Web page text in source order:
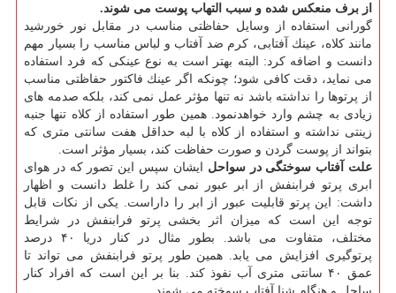
از برف منعكس شده و سبب التهاب پوست می شوند.
گورانی استفاده از وسایل حفاظتی مناسب در مقابل نور خورشید
مانند كلاه، عینك آفتابی، كرم ضد آفتاب و لباس مناسب را بسیار مهم
دانست و اضافه كرد: البته بهتر است به نوع عینكی كه فرد استفاده
می نماید، دقت كافی شود؛ چونكه اگر عینك فاكتور حفاظتی مناسب
از پرتوها را نداشته باشد نه تنها مؤثر عمل نمی كند، بلكه صدمه های
زیادی به چشم وارد خواهدنمود. همین طور استفاده از كلاه تنها جنبه
زینتی نداشته و استفاده از كلاه با لبه حداقل هفت سانتی متری كه
بتواند از پوست گردن و صورت حفاظت كند، بسیار مؤثر است.
علت آفتاب سوختگی در سواحل ایشان سپس این تصور كه در هوای
ابری پرتو فرابنفش از ابر عبور نمی كند را غلط دانست و اظهار
داشت: این پرتو قابلیت عبور از ابر را داراست. یكی از نكات قابل
توجه این است كه میزان اثر بخشی پرتو فرابنفش در شرایط
مختلف، متفاوت می باشد. بطور مثال در كنار دریا ۴۰ درصد
پرتوگیری افزایش می یابد. همین طور پرتو فرابنفش می تواند تا
عمق ۴۰ سانتی متری آب نفوذ كند. بنا بر این است كه افراد كنار